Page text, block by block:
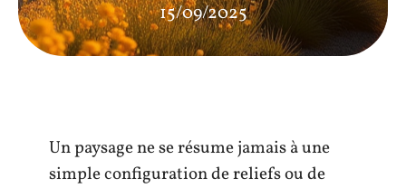
15/09/2025
Un paysage ne se résume jamais à une
simple configuration de reliefs ou de